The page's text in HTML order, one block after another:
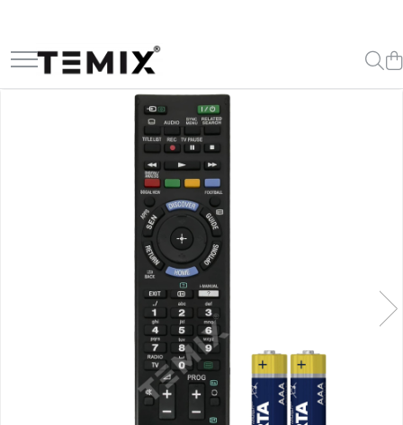
Telecomenzi TV
Telecomenzi Lg
Telecomenzi Samsung
Telecomenzi Allview
Telecomenzi Blaupunkt
Telecomenzi Diamant
Telecomenzi Exclusiv
Telecomenzi Hitachi
Telecomenzi Hyundai